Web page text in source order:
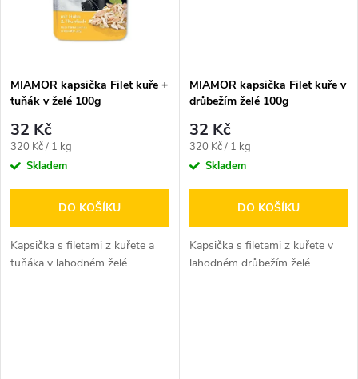
MIAMOR kapsička Filet kuře +
tuňák v želé 100g
32 Kč
Měrná
cena:
320 Kč / 1 kg
Skladem
DO KOŠÍKU
Kapsička s filetami z kuřete a
tuňáka v lahodném želé.
MIAMOR kapsička Filet kuře v
drůbežím želé 100g
32 Kč
Měrná
cena:
320 Kč / 1 kg
Skladem
DO KOŠÍKU
Kapsička s filetami z kuřete v
lahodném drůbežím želé.